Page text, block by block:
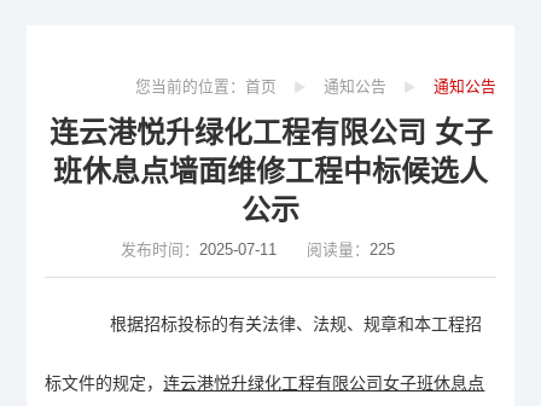
您当前的位置： 首页 通知公告 通知公告
连云港悦升绿化工程有限公司 女子
班休息点墙面维修工程中标候选人
公示
发布时间：2025-07-11 阅读量： 225
根据招标投标的有关法律、法规、规章和本工程招
标文件的规定，连云港悦升绿化工程有限公司女子班休息点